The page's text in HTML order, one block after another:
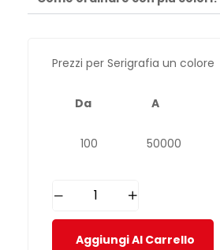
Prezzi per Serigrafia un colore
Da A
100 50000
Aggiungi Al Carrello